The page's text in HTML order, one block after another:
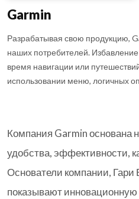
Garmin
Разрабатывая свою продукцию,
наших потребителей.
время навигации или
использовании меню, логичных
Компания Garmin основана
удобства, эффективности,
Основатели компании,
показывают